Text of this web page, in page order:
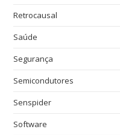
Retrocausal
Saúde
Segurança
Semicondutores
Senspider
Software